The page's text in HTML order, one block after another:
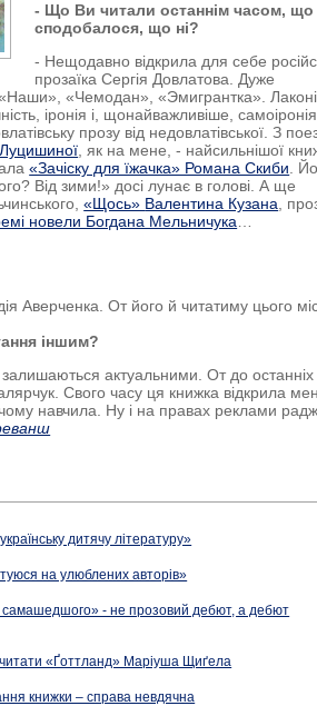
- Що Ви читали останнім часом, що
сподобалося, що ні?
- Нещодавно відкрила для себе
прозаїка Сергія Довлатова. Дуже
«Наши», «Чемодан», «Эмигрантка».
іронія і, щонайважливіше, самоіронія
прозу від недовлатівської. З
, як на мене, - найсильнішої
«Зачіску для їжачка» Романа Скиби .
Від зими!» досі лунає в голові. А ще
«Щось» Валентина Кузана ,
новели Богдана Мельничука
Аверченка. От його й читатиму цього
іншим?
актуальними. От до останніх
Свого часу ця книжка відкрила
чому навчила. Ну і на правах реклами
дитячу літературу»
на улюблених авторів»
самашедшого» - не прозовий дебют, а дебют
«Ґоттланд» Маріуша Щиґела
книжки – справа невдячна